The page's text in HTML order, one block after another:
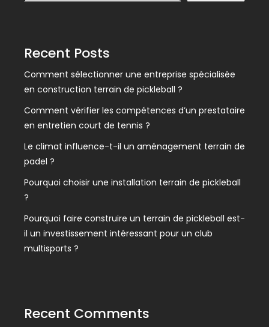
Recent Posts
Comment sélectionner une entreprise spécialisée
en construction terrain de pickleball ?
Comment vérifier les compétences d’un prestataire
en entretien court de tennis ?
Le climat influence-t-il un aménagement terrain de
padel ?
Pourquoi choisir une installation terrain de pickleball
?
Pourquoi faire construire un terrain de pickleball est-
il un investissement intéressant pour un club
multisports ?
Recent Comments